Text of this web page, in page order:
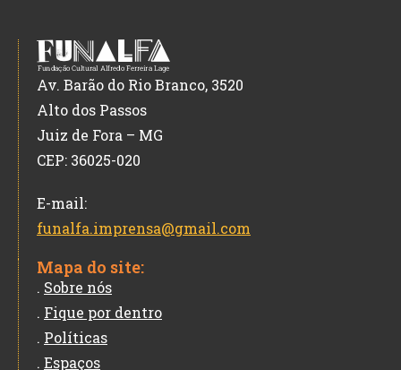
Av. Barão do Rio Branco, 3520
Alto dos Passos
Juiz de Fora – MG
CEP: 36025-020
E-mail:
funalfa.imprensa@gmail.com
Mapa do site:
. Sobre nós
. Fique por dentro
. Políticas
. Espaços